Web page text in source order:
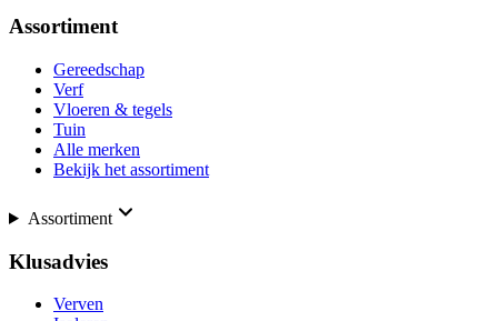
Assortiment
Gereedschap
Verf
Vloeren & tegels
Tuin
Alle merken
Bekijk het assortiment
Assortiment
Klusadvies
Verven